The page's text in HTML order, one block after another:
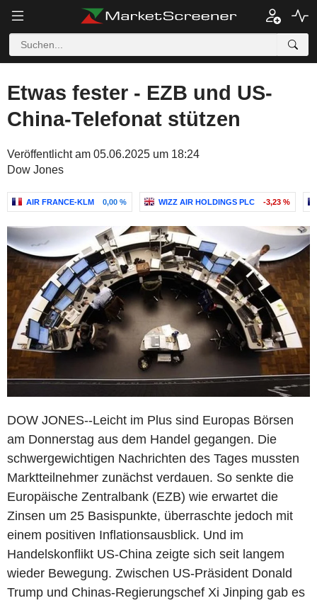
Etwas fester - EZB und US-
China-Telefonat stützen
Veröffentlicht am 05.06.2025 um 18:24
Dow Jones
AIR FRANCE-KLM 0,00 % WIZZ AIR HOLDINGS PLC -3,23 %
DOW JONES--Leicht im Plus sind Europas Börsen
am Donnerstag aus dem Handel gegangen. Die
schwergewichtigen Nachrichten des Tages mussten
Marktteilnehmer zunächst verdauen. So senkte die
Europäische Zentralbank (EZB) wie erwartet die
Zinsen um 25 Basispunkte, überraschte jedoch mit
einem positiven Inflationsausblick. Und im
Handelskonflikt US-China zeigte sich seit langem
wieder Bewegung. Zwischen US-Präsident Donald
Trump und Chinas-Regierungschef Xi Jinping gab es